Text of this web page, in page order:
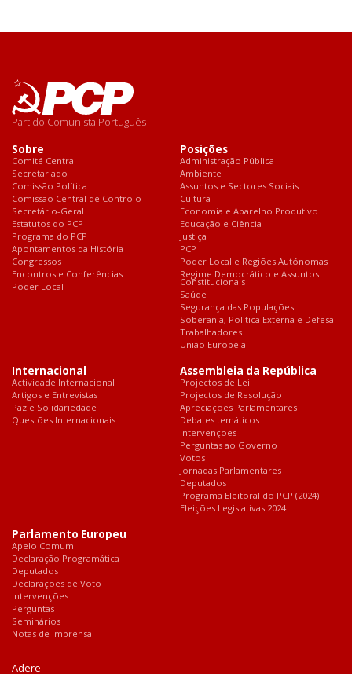
Partido Comunista Português
Sobre
Comité Central
Secretariado
Comissão Política
Comissão Central de Controlo
Secretário-Geral
Estatutos do PCP
Programa do PCP
Apontamentos da História
Congressos
Encontros e Conferências
Poder Local
Posições
Administração Pública
Ambiente
Assuntos e Sectores Sociais
Cultura
Economia e Aparelho Produtivo
Educação e Ciência
Justiça
PCP
Poder Local e Regiões Autónomas
Regime Democrático e Assuntos
Constitucionais
Saúde
Segurança das Populações
Soberania, Política Externa e Defesa
Trabalhadores
União Europeia
Internacional
Actividade Internacional
Artigos e Entrevistas
Paz e Solidariedade
Questões Internacionais
Assembleia da República
Projectos de Lei
Projectos de Resolução
Apreciações Parlamentares
Debates temáticos
Intervenções
Perguntas ao Governo
Votos
Jornadas Parlamentares
Deputados
Programa Eleitoral do PCP (2024)
Eleições Legislativas 2024
Parlamento Europeu
Apelo Comum
Declaração Programática
Deputados
Declarações de Voto
Intervenções
Perguntas
Seminários
Notas de Imprensa
Adere